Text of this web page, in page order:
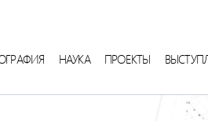
НАУКА ПРОЕКТЫ